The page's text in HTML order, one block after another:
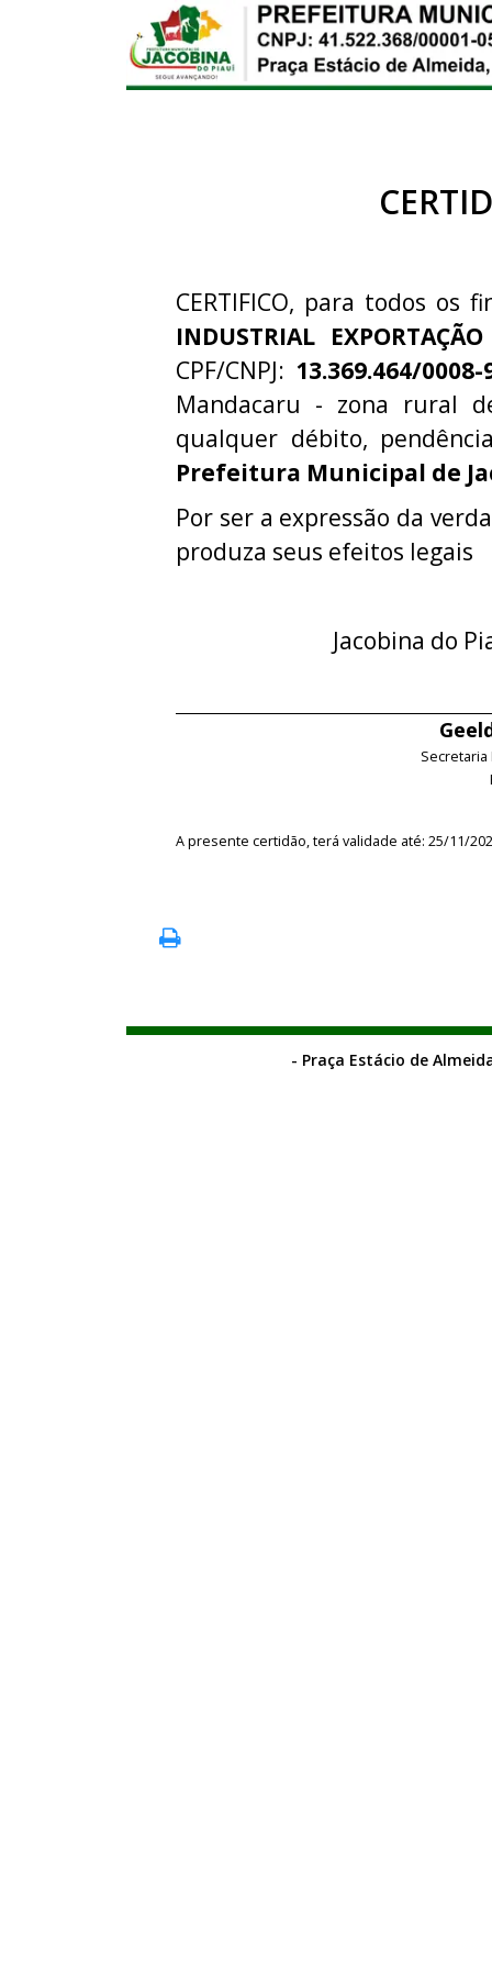
CERTIFICO, para todos
INDUSTRIAL
CPF/CNPJ: 13.369.464/0008-
Mandacaru - zona rural
qualquer débito,
Prefeitura Municipal de
Por ser a expressão da
produza seus efeitos legais
Jacobina do
A presente certidão, terá validade até: 25/11/
- Praça Estácio de